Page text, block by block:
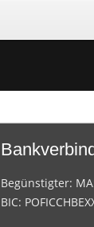
Begünstigter:
BIC: